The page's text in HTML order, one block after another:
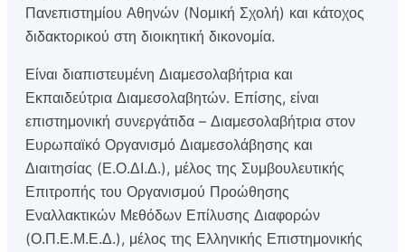
Πανεπιστημίου Αθηνών (Νομική Σχολή) και κάτοχος
διδακτορικού στη διοικητική δικονομία.
Είναι διαπιστευμένη Διαμεσολαβήτρια και
Εκπαιδεύτρια Διαμεσολαβητών. Επίσης, είναι
επιστημονική συνεργάτιδα – Διαμεσολαβήτρια στον
Ευρωπαϊκό Οργανισμό Διαμεσολάβησης και
Διαιτησίας (Ε.Ο.ΔΙ.Δ.), μέλος της Συμβουλευτικής
Επιτροπής του Οργανισμού Προώθησης
Εναλλακτικών Μεθόδων Επίλυσης Διαφορών
(Ο.Π.Ε.Μ.Ε.Δ.), μέλος της Ελληνικής Επιστημονικής